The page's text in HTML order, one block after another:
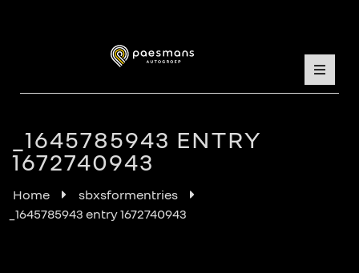
_1645785943 ENTRY
1672740943
Home
sbxsformentries
_1645785943 entry 1672740943